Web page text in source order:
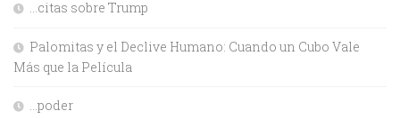
…citas sobre Trump
Palomitas y el Declive Humano: Cuando un Cubo Vale
Más que la Película
…poder